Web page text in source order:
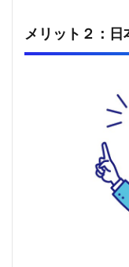
メリット２：